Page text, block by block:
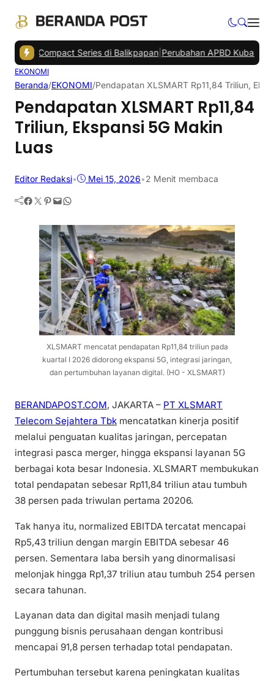
Compact Series di Balikpapan|Perubahan APBD Kubar 2026
EKONOMI
Beranda/EKONOMI/Pendapatan XLSMART Rp11,84 Triliun,
Pendapatan XLSMART Rp11,84
Triliun, Ekspansi 5G Makin
Luas
Editor Redaksi• Mei 15, 2026•2 Menit membaca
Facebook Twitter Pinterest Mail WhatsApp
XLSMART mencatat pendapatan Rp11,84 triliun pada
kuartal I 2026 didorong ekspansi 5G, integrasi jaringan,
dan pertumbuhan layanan digital. (HO - XLSMART)
BERANDAPOST.COM, JAKARTA – PT XLSMART
Telecom Sejahtera Tbk mencatatkan kinerja positif
melalui penguatan kualitas jaringan, percepatan
integrasi pasca merger, hingga ekspansi layanan 5G
berbagai kota besar Indonesia. XLSMART membukukan
total pendapatan sebesar Rp11,84 triliun atau tumbuh
38 persen pada triwulan pertama 20206.
Tak hanya itu, normalized EBITDA tercatat mencapai
Rp5,43 triliun dengan margin EBITDA sebesar 46
persen. Sementara laba bersih yang dinormalisasi
melonjak hingga Rp1,37 triliun atau tumbuh 254 persen
secara tahunan.
Layanan data dan digital masih menjadi tulang
punggung bisnis perusahaan dengan kontribusi
mencapai 91,8 persen terhadap total pendapatan.
Pertumbuhan tersebut karena peningkatan kualitas